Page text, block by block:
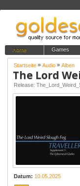
Home Games
Startseite » Audio » Alben
Release:
Datum: 10.05.2025